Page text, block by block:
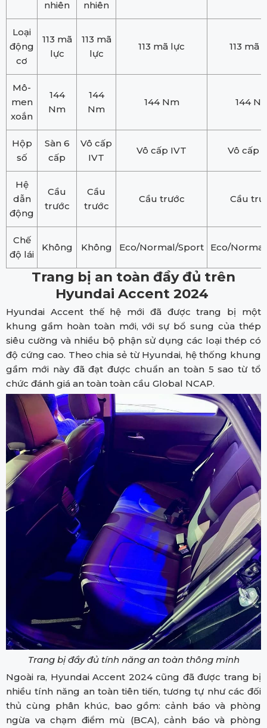
nhiên
nhiên
Loại
động
cơ
113 mã
lực
113 mã
lực
113 mã lực 113 mã
Mô-
men
xoắn
144
Nm
144
Nm
144 Nm 144
Hộp
số
Sàn 6
cấp
Vô cấp
IVT
Vô cấp IVT Vô cấp
Hệ
dẫn
động
Cầu
trước
Cầu
trước
Cầu trước Cầu
Chế
độ lái
Không Không Eco/Normal/Sport Eco/
Trang bị an toàn đầy đủ trên
Hyundai Accent 2024
Hyundai Accent thế hệ mới đã được trang bị một
khung gầm hoàn toàn mới, với sự bổ sung của thép
siêu cường và nhiều bộ phận sử dụng các loại thép có
độ cứng cao. Theo chia sẻ từ Hyundai, hệ thống khung
gầm mới này đã đạt được chuẩn an toàn 5 sao từ tổ
chức đánh giá an toàn toàn cầu Global NCAP.
Trang bị đầy đủ tính năng an toàn thông minh
Ngoài ra, Hyundai Accent 2024 cũng đã được trang bị
nhiều tính năng an toàn tiên tiến, tương tự như các đối
thủ cùng phân khúc, bao gồm: cảnh báo và phòng
ngừa va chạm điểm mù (BCA), cảnh báo và phòng